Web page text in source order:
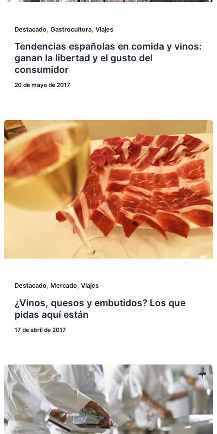
Destacado, Gastrocultura, Viajes
Tendencias españolas en comida y vinos:
ganan la libertad y el gusto del
consumidor
20 de mayo de 2017
Destacado, Mercado, Viajes
¿Vinos, quesos y embutidos? Los que
pidas aquí están
17 de abril de 2017